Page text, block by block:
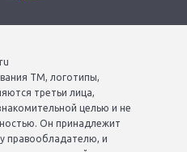
ТМ, логотипы,
третьи лица,
целью и не
Он принадлежит
правообладателю, и